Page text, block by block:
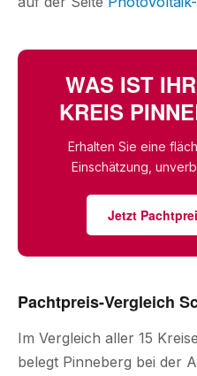
WAS IST
KREIS
Erhalten Sie eine
Einschätzung,
Jetzt
Pachtpreis-Vergleich
Im Vergleich aller 15
belegt Pinneberg bei der